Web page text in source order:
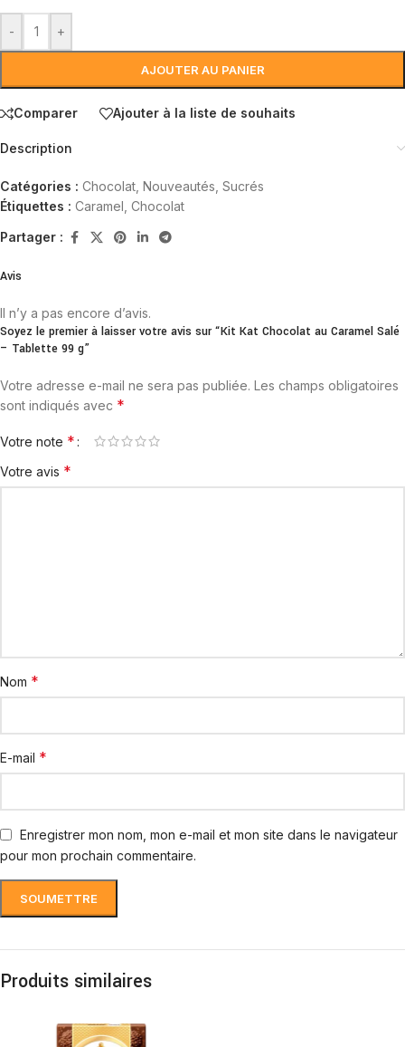
- +
AJOUTER AU PANIER
Comparer Ajouter à la liste de souhaits
Description
Catégories : Chocolat Nouveautés Sucrés
Étiquettes : Caramel Chocolat
Partager :
Avis
Il n’y a pas encore d’avis.
Soyez le premier à laisser votre avis sur “Kit Kat Chocolat au Caramel Salé
– Tablette 99 g”
Votre adresse e-mail ne sera pas publiée. Les champs obligatoires
sont indiqués avec *
Votre note *
Votre avis *
Nom *
E-mail *
Enregistrer mon nom, mon e-mail et mon site dans le navigateur
pour mon prochain commentaire.
Produits similaires